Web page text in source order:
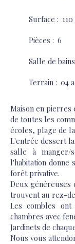
Surface : 110
Pièces : 6
Salle de bains
Terrain : 04 a
Maison en pierres
de toutes les
écoles, plage de
L'entrée dessert
salle à manger/
l'habitation donne
forêt privative.
Deux généreuses
trouvent au rez-
Les combles ont
chambres avec
Jardinets de
Nous vous